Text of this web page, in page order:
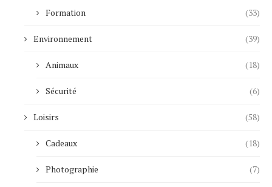
Formation (33)
Environnement (39)
Animaux (18)
Sécurité (6)
Loisirs (58)
Cadeaux (18)
Photographie (7)